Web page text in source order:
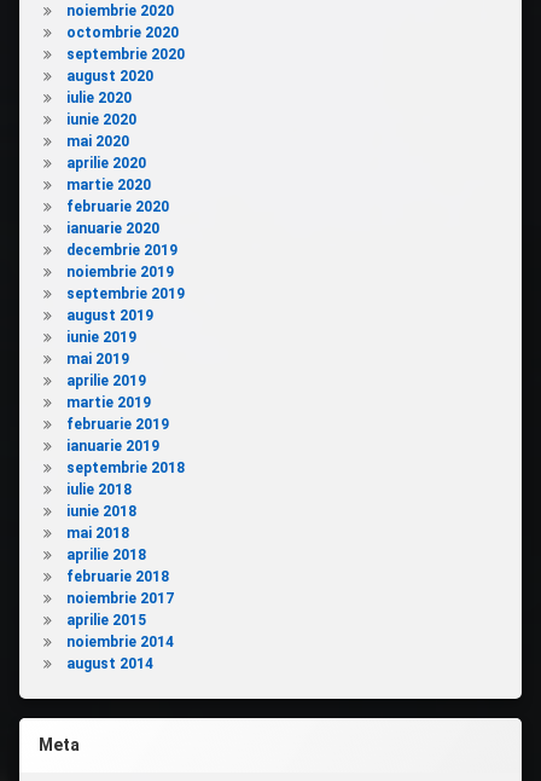
noiembrie 2020
octombrie 2020
septembrie 2020
august 2020
iulie 2020
iunie 2020
mai 2020
aprilie 2020
martie 2020
februarie 2020
ianuarie 2020
decembrie 2019
noiembrie 2019
septembrie 2019
august 2019
iunie 2019
mai 2019
aprilie 2019
martie 2019
februarie 2019
ianuarie 2019
septembrie 2018
iulie 2018
iunie 2018
mai 2018
aprilie 2018
februarie 2018
noiembrie 2017
aprilie 2015
noiembrie 2014
august 2014
Meta